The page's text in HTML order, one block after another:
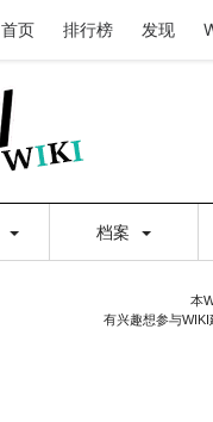
首页 排行榜 发现
档案
本
有兴趣想参与WIKI